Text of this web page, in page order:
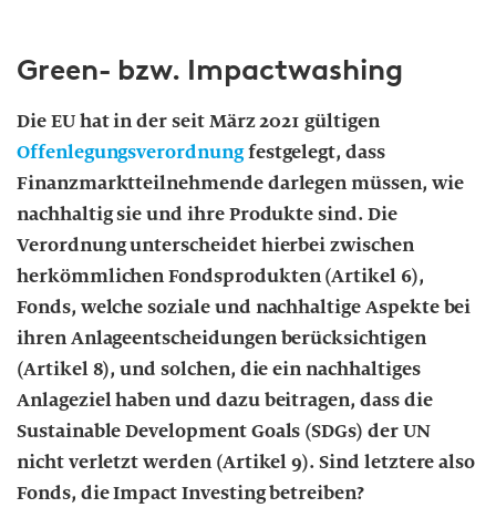
Green- bzw. Impactwashing
Die EU hat in der seit März 2021 gültigen
Offenlegungsverordnungfestgelegt, dass
Finanzmarktteilnehmende darlegen müssen, wie
nachhaltig sie und ihre Produkte sind. Die
Verordnung unterscheidet hierbei zwischen
herkömmlichen Fondsprodukten (Artikel 6),
Fonds, welche soziale und nachhaltige Aspekte bei
ihren Anlageentscheidungen berücksichtigen
(Artikel 8), und solchen, die ein nachhaltiges
Anlageziel haben und dazu beitragen, dass die
Sustainable Development Goals (SDGs) der UN
nicht verletzt werden (Artikel 9). Sind letztere also
Fonds, die Impact Investing betreiben?